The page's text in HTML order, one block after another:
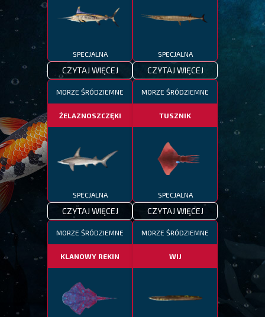
SPECJALNA
CZYTAJ WIĘCEJ
SPECJALNA
CZYTAJ WIĘCEJ
MORZE ŚRÓDZIEMNE
ŻELAZNOSZCZĘKI
SPECJALNA
CZYTAJ WIĘCEJ
MORZE ŚRÓDZIEMNE
TUSZNIK
SPECJALNA
CZYTAJ WIĘCEJ
MORZE ŚRÓDZIEMNE
KLANOWY REKIN
MORZE ŚRÓDZIEMNE
WIJ